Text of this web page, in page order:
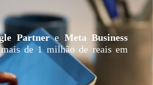
Partnere Meta Business
de 1 milhão de reais em